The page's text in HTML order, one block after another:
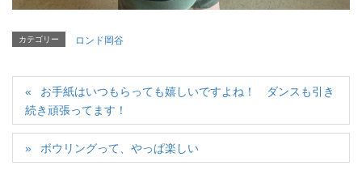
カテゴリー ロンド岡谷
お手紙はいつもらっても嬉しいですよね！ ダンスも引き
続き頑張ってます！
ボウリングって、やっぱ楽しい